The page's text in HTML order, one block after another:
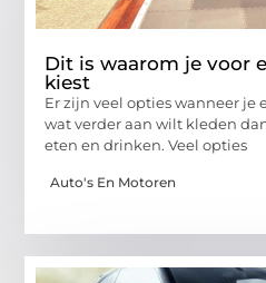
Dit is waarom je voor
kiest
Er zijn veel opties wanneer je
wat verder aan wilt kleden
eten en drinken. Veel opties
Auto's En Motoren